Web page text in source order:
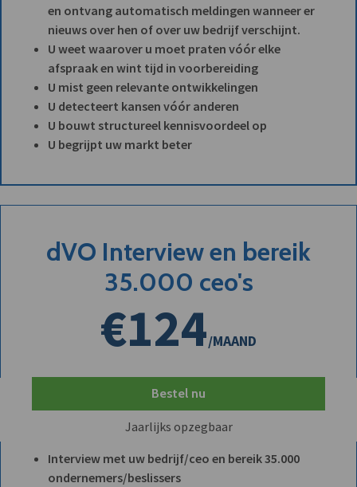
en ontvang automatisch meldingen wanneer er
nieuws over hen of over uw bedrijf verschijnt.
U weet waarover u moet praten vóór elke
afspraak en wint tijd in voorbereiding
U mist geen relevante ontwikkelingen
U detecteert kansen vóór anderen
U bouwt structureel kennisvoordeel op
U begrijpt uw markt beter
dVO Interview en bereik
35.000 ceo's
€124/MAAND
Bestel nu
Jaarlijks opzegbaar
Interview met uw bedrijf/ceo en bereik 35.000
ondernemers/beslissers